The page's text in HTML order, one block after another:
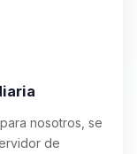
nosotros, se
de